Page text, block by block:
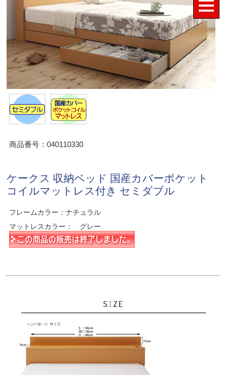
商品番号：040110330
ケークス 収納ベッド 国産カバーポケット
コイルマットレス付き セミダブル
フレームカラー：ナチュラル
マットレスカラー： グレー